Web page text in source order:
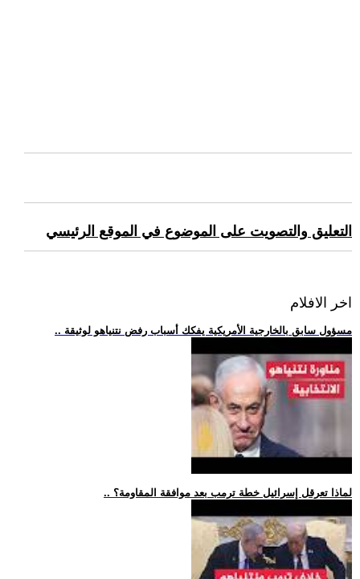
التعليق والتصويت على الموضوع في الموقع الرئيسي
اخر الافلام
.. مسؤول سابق بالخارجية الأمريكية يفكك أسباب رفض نتنياهو لوثيقة
.. لماذا تعرقل إسرائيل خطة ترمب بعد موافقة المقاومة؟